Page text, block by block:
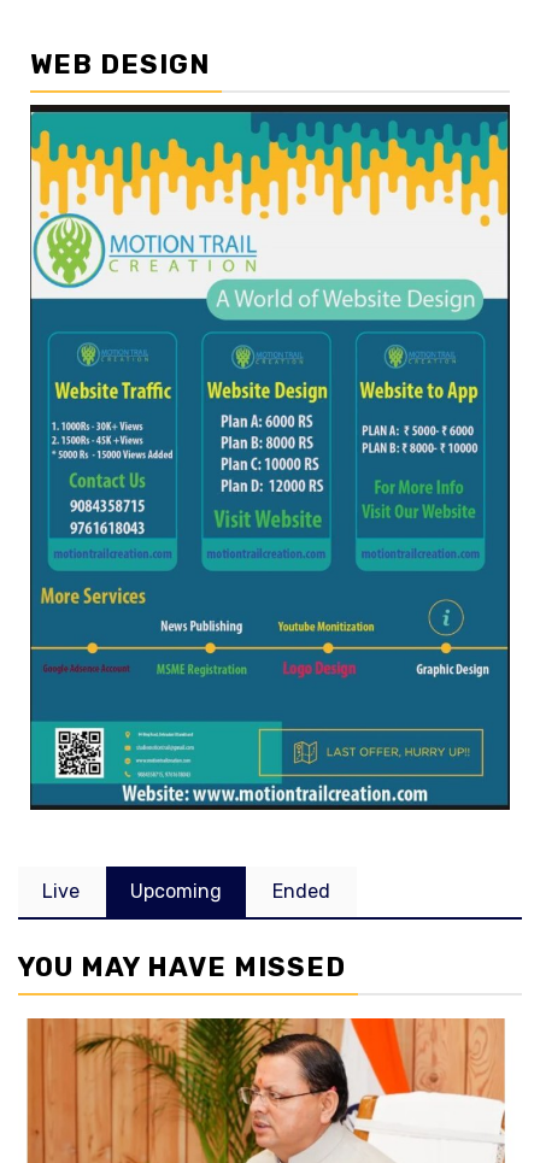
WEB DESIGN
Live Upcoming Ended
YOU MAY HAVE MISSED